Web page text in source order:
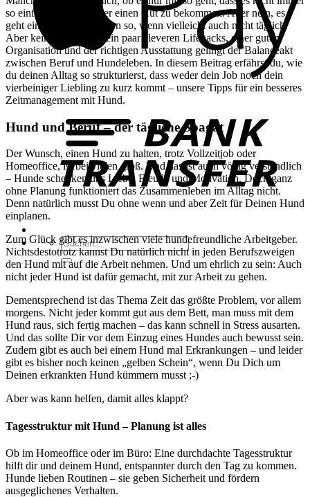
Suchen
nach:
so einfach ist, alles unter einen Hut zu bekommen. Aber nein, es
geht einigen Hundehaltern so, wenn vielleicht auch nicht täglich.
Aber keine Sorge: Mit ein paar cleveren Lifehacks, einer guten
Organisation und der richtigen Ausstattung gelingt der Balanceakt
zwischen Beruf und Hundeleben. In diesem Beitrag erfährst du, wie
du deinen Alltag so strukturierst, dass weder dein Job noch dein
vierbeiniger Liebling zu kurz kommt – unsere Tipps für ein besseres
Zeitmanagement mit Hund.
Hund und Beruf – der tägliche Spagat
Der Wunsch, einen Hund zu halten, trotz Vollzeitjob oder
Homeoffice, ist bei vielen groß. Und das ist auch völlig verständlich
– Hunde schenken uns Liebe, Freude und Motivation. Doch ganz
ohne Planung funktioniert das Zusammenleben im Alltag nicht.
Denn natürlich musst Du ohne wenn und aber Zeit für Deinen Hund
einplanen.
Zum Glück gibt es inzwischen viele hundefreundliche Arbeitgeber.
Nichtsdestotrotz kannst Du natürlich nicht in jeden Berufszweigen
den Hund mit auf die Arbeit nehmen. Und um ehrlich zu sein: Auch
nicht jeder Hund ist dafür gemacht, mit zur Arbeit zu gehen.
Dementsprechend ist das Thema Zeit das größte Problem, vor allem
morgens. Nicht jeder kommt gut aus dem Bett, man muss mit dem
Hund raus, sich fertig machen – das kann schnell in Stress ausarten.
Und das sollte Dir vor dem Einzug eines Hundes auch bewusst sein.
Zudem gibt es auch bei einem Hund mal Erkrankungen – und leider
gibt es bisher noch keinen „gelben Schein“, wenn Du Dich um
Deinen erkrankten Hund kümmern musst ;-)
Aber was kann helfen, damit alles klappt?
Tagesstruktur mit Hund – Planung ist alles
Ob im Homeoffice oder im Büro: Eine durchdachte Tagesstruktur
hilft dir und deinem Hund, entspannter durch den Tag zu kommen.
Hunde lieben Routinen – sie geben Sicherheit und fördern
ausgeglichenes Verhalten.